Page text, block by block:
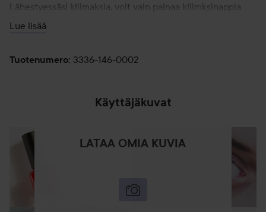
Lähestyessäsi kliimaksia, voit vain painaa kliimksinappia
käynnistääksesi erityistoiminnon, joka käynnistää kaikki
moottorit täydellä teholla ja nopeudella, taaten maata
vuoden takuun sijoituksesi suojaamiseksi.
Lue lisää
Tuotenumero: 3336-146-0002
Käyttäjäkuvat
LATAA OMIA KUVIA